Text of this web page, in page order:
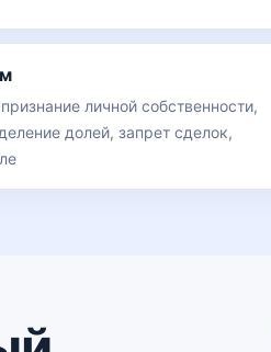
личной собственности,
долей, запрет сделок,